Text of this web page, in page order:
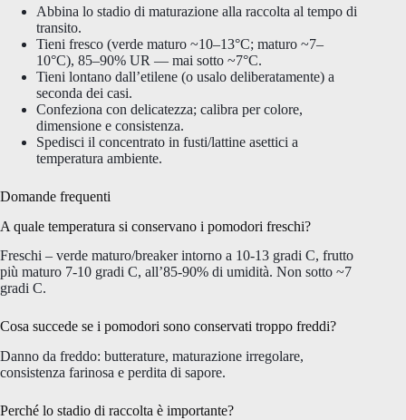
Abbina lo stadio di maturazione alla raccolta al tempo di
transito.
Tieni fresco (verde maturo ~10–13°C; maturo ~7–
10°C), 85–90% UR — mai sotto ~7°C.
Tieni lontano dall’etilene (o usalo deliberatamente) a
seconda dei casi.
Confeziona con delicatezza; calibra per colore,
dimensione e consistenza.
Spedisci il concentrato in fusti/lattine asettici a
temperatura ambiente.
Domande frequenti
A quale temperatura si conservano i pomodori freschi?
Freschi – verde maturo/breaker intorno a 10-13 gradi C, frutto
più maturo 7-10 gradi C, all’85-90% di umidità. Non sotto ~7
gradi C.
Cosa succede se i pomodori sono conservati troppo freddi?
Danno da freddo: butterature, maturazione irregolare,
consistenza farinosa e perdita di sapore.
Perché lo stadio di raccolta è importante?